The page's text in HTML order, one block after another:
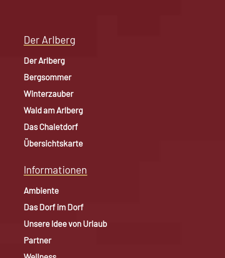
Der Arlberg
Der Arlberg
Bergsommer
Winterzauber
Wald am Arlberg
Das Chaletdorf
Übersichtskarte
Informationen
Ambiente
Das Dorf im Dorf
Unsere Idee von Urlaub
Partner